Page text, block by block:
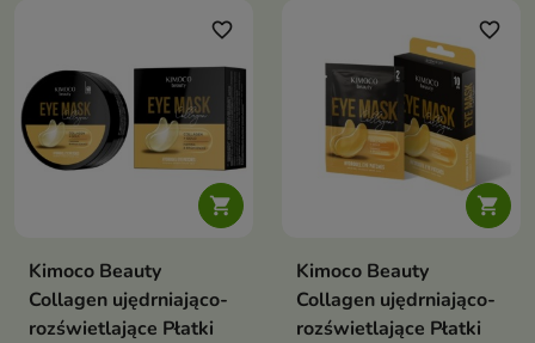
ją nawilżyć. Skóra pod oczami
staje się bardziej napięta,
elastyczna i odświeżona

favorite_border
Kimoco Beauty
Collagen ujędrniająco-
rozświetlające Płatki

favorite_border
Kimoco Beauty
Collagen ujędrniająco-
rozświetlające Płatki